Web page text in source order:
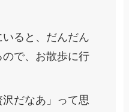
ると、だんだん
で、お散歩に行
だなあ」って思